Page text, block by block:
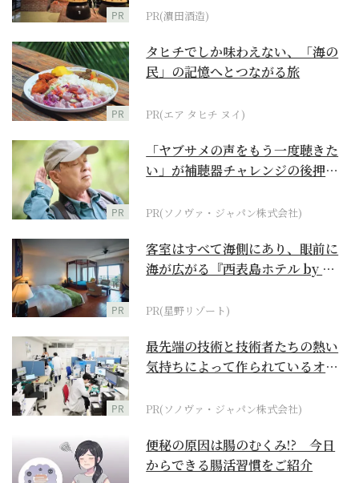
PR PR(濵田酒造)
PR
タヒチでしか味わえない、「海の
民」の記憶へとつながる旅
PR(エア タヒチ ヌイ)
PR
「ヤブサメの声をもう一度聴きた
い」が補聴器チャレンジの後押し
PR(ソノヴァ・ジャパン株式会社)
PR
客室はすべて海側にあり、眼前に
海が広がる『西表島ホテル by 星
PR(星野リゾート)
PR
最先端の技術と技術者たちの熱い
気持ちによって作られているオー
PR(ソノヴァ・ジャパン株式会社)
便秘の原因は腸のむくみ!? 今日
からできる腸活習慣をご紹介